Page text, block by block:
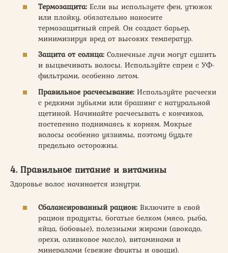
Термозащита: Если вы используете фен, утюжок
или плойку, обязательно наносите
термозащитный спрей. Он создаст барьер,
минимизируя вред от высоких температур.
Защита от солнца: Солнечные лучи могут сушить
и выцвечивать волосы. Используйте спреи с УФ-
фильтрами, особенно летом.
Правильное расчесывание: Используйте расчески
с редкими зубьями или брашинг с натуральной
щетиной. Начинайте расчесывать с кончиков,
постепенно поднимаясь к корням. Мокрые
волосы особенно уязвимы, поэтому будьте
предельно осторожны.
4. Правильное питание и витамины
Здоровье волос начинается изнутри.
Сбалансированный рацион: Включите в свой
рацион продукты, богатые белком (мясо, рыба,
яйца, бобовые), полезными жирами (авокадо,
орехи, оливковое масло), витаминами и
минералами (свежие фрукты и овощи).